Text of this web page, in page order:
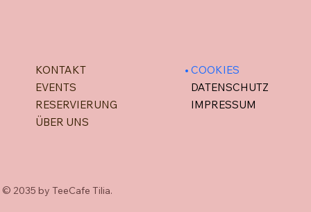
© 2035 by TeeCafe Tilia.
KONTAKT
EVENTS
RESERVIERUNG
ÜBER UNS
COOKIES
DATENSCHUTZ
IMPRESSUM